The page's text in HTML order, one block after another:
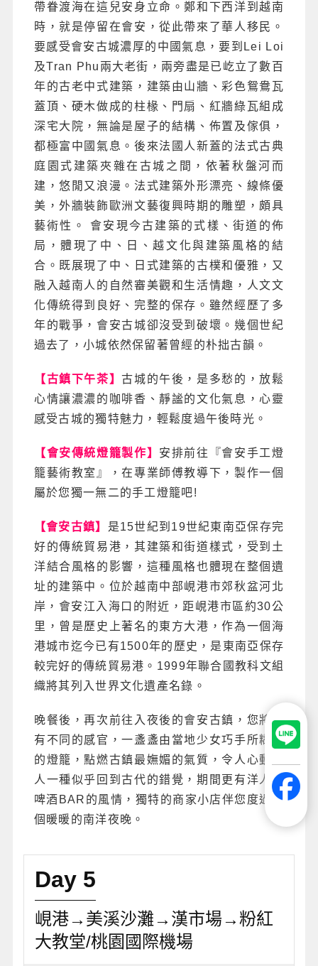
帶眷渡海在這兒安身立命。鄭和下西洋到越南
時，就是停留在會安，從此帶來了華人移民。
要感受會安古城濃厚的中國氣息，要到Lei Loi
及Tran Phu兩大老街，兩旁盡是已屹立了數百
年的古老中式建築，建築由山牆、彩色鴛鴦瓦
蓋頂、硬木做成的柱椽、門扇、紅牆綠瓦組成
深宅大院，無論是屋子的結構、佈置及傢俱，
都極富中國氣息。後來法國人新蓋的法式古典
庭園式建築夾雜在古城之間，依著秋盤河而
建，悠閒又浪漫。法式建築外形漂亮、線條優
美，外牆裝飾歐洲文藝復興時期的雕塑，頗具
藝術性。 會安現今古建築的式樣、街道的佈
局，體現了中、日、越文化與建築風格的結
合。既展現了中、日式建築的古樸和優雅，又
融入越南人的自然審美觀和生活情趣，人文文
化傳統得到良好、完整的保存。雖然經歷了多
年的戰爭，會安古城卻沒受到破壞。幾個世紀
過去了，小城依然保留著曾經的朴拙古韻。
【古鎮下午茶】古城的午後，是多愁的，放鬆
心情讓濃濃的咖啡香、靜謐的文化氣息，心靈
感受古城的獨特魅力，輕鬆度過午後時光。
【會安傳統燈籠製作】 安排前往『會安手工燈
籠藝術教室』，在專業師傅教導下，製作一個
屬於您獨一無二的手工燈籠吧!
【會安古鎮】 是15世紀到19世紀東南亞保存完
好的傳統貿易港，其建築和街道樣式，受到土
洋結合風格的影響，這種風格也體現在整個遺
址的建築中。位於越南中部峴港市郊秋盆河北
岸，會安江入海口的附近，距峴港市區約30公
里，曾是歷史上著名的東方大港，作為一個海
港城市迄今已有1500年的歷史，是東南亞保存
較完好的傳統貿易港。1999年聯合國教科文組
織將其列入世界文化遺產名錄。
晚餐後，再次前往入夜後的會安古鎮，您將會
有不同的感官，一盞盞由當地少女巧手所糊成
的燈籠，點燃古鎮最嫵媚的氣質，令人心動給
人一種似乎回到古代的錯覺，期間更有洋人街
啤酒BAR的風情，獨特的商家小店伴您度過一
個暖暖的南洋夜晚。
Day 5
峴港→美溪沙灘→漢市場→粉紅
大教堂/桃園國際機場